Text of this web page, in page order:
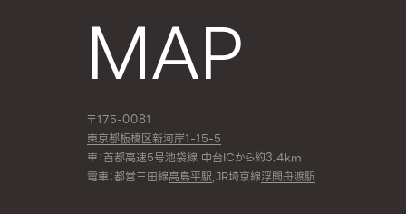
MAP
〒175-0081
東京都板橋区新河岸1-15-5
車：首都高速5号池袋線 中台ICから約3.4km
電車：都営三田線高島平駅,JR埼京線浮間舟渡駅